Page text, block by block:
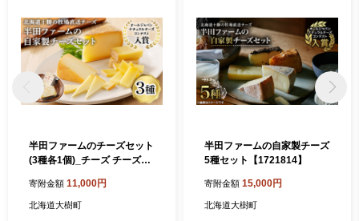
する野外音楽フェス「宇宙の森フェス」、テレワークセンター構
想など、チャレンジがまた新たなチャレンジを呼ぶワクワクの連
鎖が広がっています。 ⑤都会からの好アクセス 東京から飛行機で
2時間もかからずにとかち帯広空港に到着。空港からは、北海道ら
しい牧歌的な農村風景を眺めながらドライブしてたったの40分で
半田ファームのチーズセット
(3種各1個)_チーズ チーズセ
ト 贈答 送料無料 北海道【13
97190】
寄附金額 11,000円
北海道大樹町
半田ファームの自家製チーズ
5種セット【1721814】
寄附金額 15,000円
北海道大樹町